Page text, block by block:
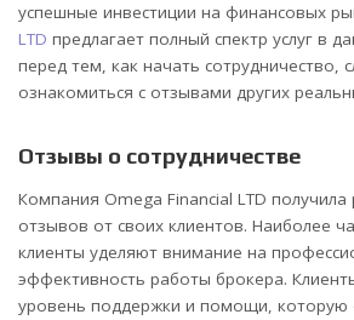
успешные инвестиции на финансовых
LTD предлагает полный спектр услуг в
перед тем, как начать сотрудничество,
ознакомиться с отзывами других
Отзывы о сотрудничестве
Компания Omega Financial LTD
отзывов от своих клиентов. Наиболее
клиенты уделяют внимание на
эффективность работы брокера.
уровень поддержки и помощи, которую